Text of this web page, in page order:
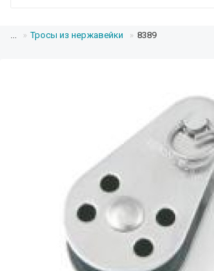
Тросы из нержавейки 8389